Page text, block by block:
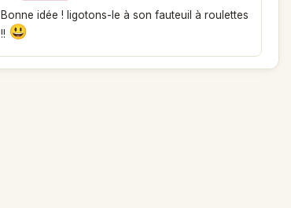
Bonne idée ! ligotons-le à son fauteuil à roulettes
!!